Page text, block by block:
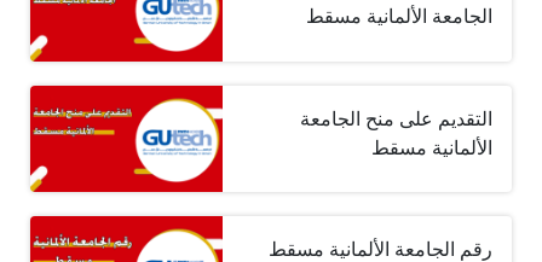
الجامعة الألمانية مسقط
التقديم على منح الجامعة
الألمانية مسقط
رقم الجامعة الألمانية مسقط